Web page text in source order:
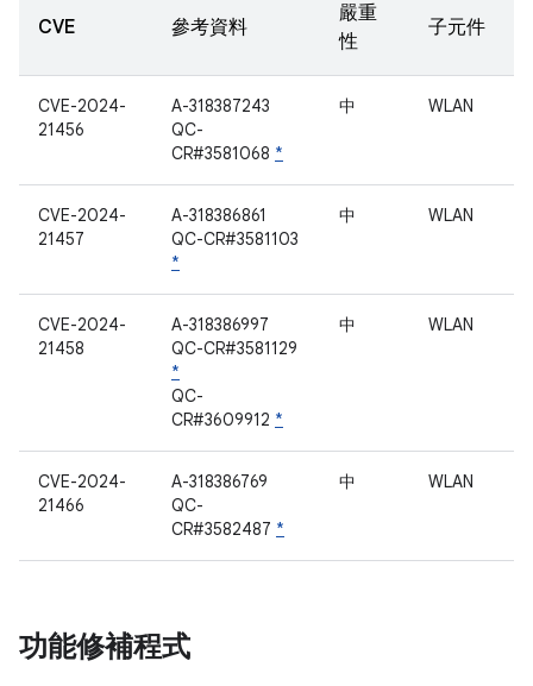
CVE 參考資料
嚴重
性
子元件
CVE-2024-
21456
A-318387243
QC-
CR#3581068 *
中 WLAN
CVE-2024-
21457
A-318386861
QC-CR#3581103
*
中 WLAN
CVE-2024-
21458
A-318386997
QC-CR#3581129
*
QC-
CR#3609912 *
中 WLAN
CVE-2024-
21466
A-318386769
QC-
CR#3582487 *
中 WLAN
功能修補程式